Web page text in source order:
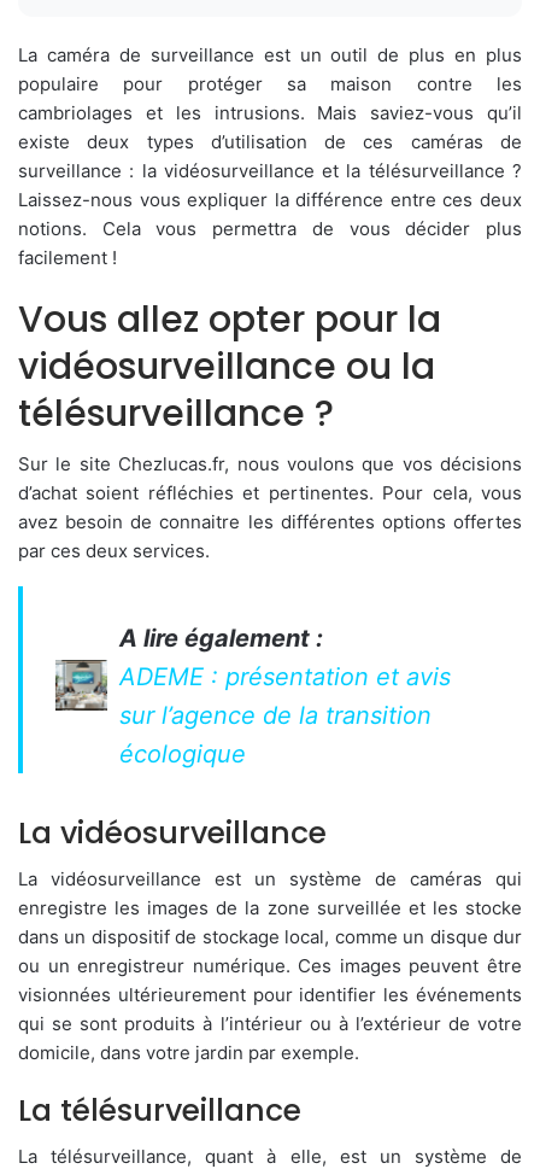
La caméra de surveillance est un outil de plus en plus
populaire pour protéger sa maison contre les
cambriolages et les intrusions. Mais saviez-vous qu’il
existe deux types d’utilisation de ces caméras de
surveillance : la vidéosurveillance et la télésurveillance ?
Laissez-nous vous expliquer la différence entre ces deux
notions. Cela vous permettra de vous décider plus
facilement !
Vous allez opter pour la
vidéosurveillance ou la
télésurveillance ?
Sur le site Chezlucas.fr, nous voulons que vos décisions
d’achat soient réfléchies et pertinentes. Pour cela, vous
avez besoin de connaitre les différentes options offertes
par ces deux services.
A lire également :
ADEME : présentation et avis
sur l’agence de la transition
écologique
La vidéosurveillance
La vidéosurveillance est un système de caméras qui
enregistre les images de la zone surveillée et les stocke
dans un dispositif de stockage local, comme un disque dur
ou un enregistreur numérique. Ces images peuvent être
visionnées ultérieurement pour identifier les événements
qui se sont produits à l’intérieur ou à l’extérieur de votre
domicile, dans votre jardin par exemple.
La télésurveillance
La télésurveillance, quant à elle, est un système de